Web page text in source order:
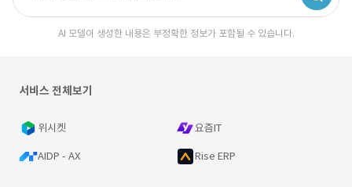
AI 모델이 생성한 내용은 부정확한 정보가 포함될 수 있습니다.
서비스 전체보기
위시켓 요즘IT
AIDP - AX Rise ERP